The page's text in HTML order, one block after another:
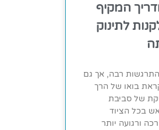
המקיף
לתינוק
רבה, אך גם
בואו של הרך
של סביבת
בכל הציוד
ורגועה יותר